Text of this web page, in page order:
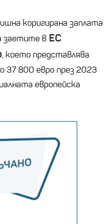
коригирана заплата
заетите в ЕС
, което представлява
37 800 евро през 2023
европейска